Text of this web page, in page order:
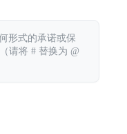
形式的承诺或保
请将 # 替换为 @